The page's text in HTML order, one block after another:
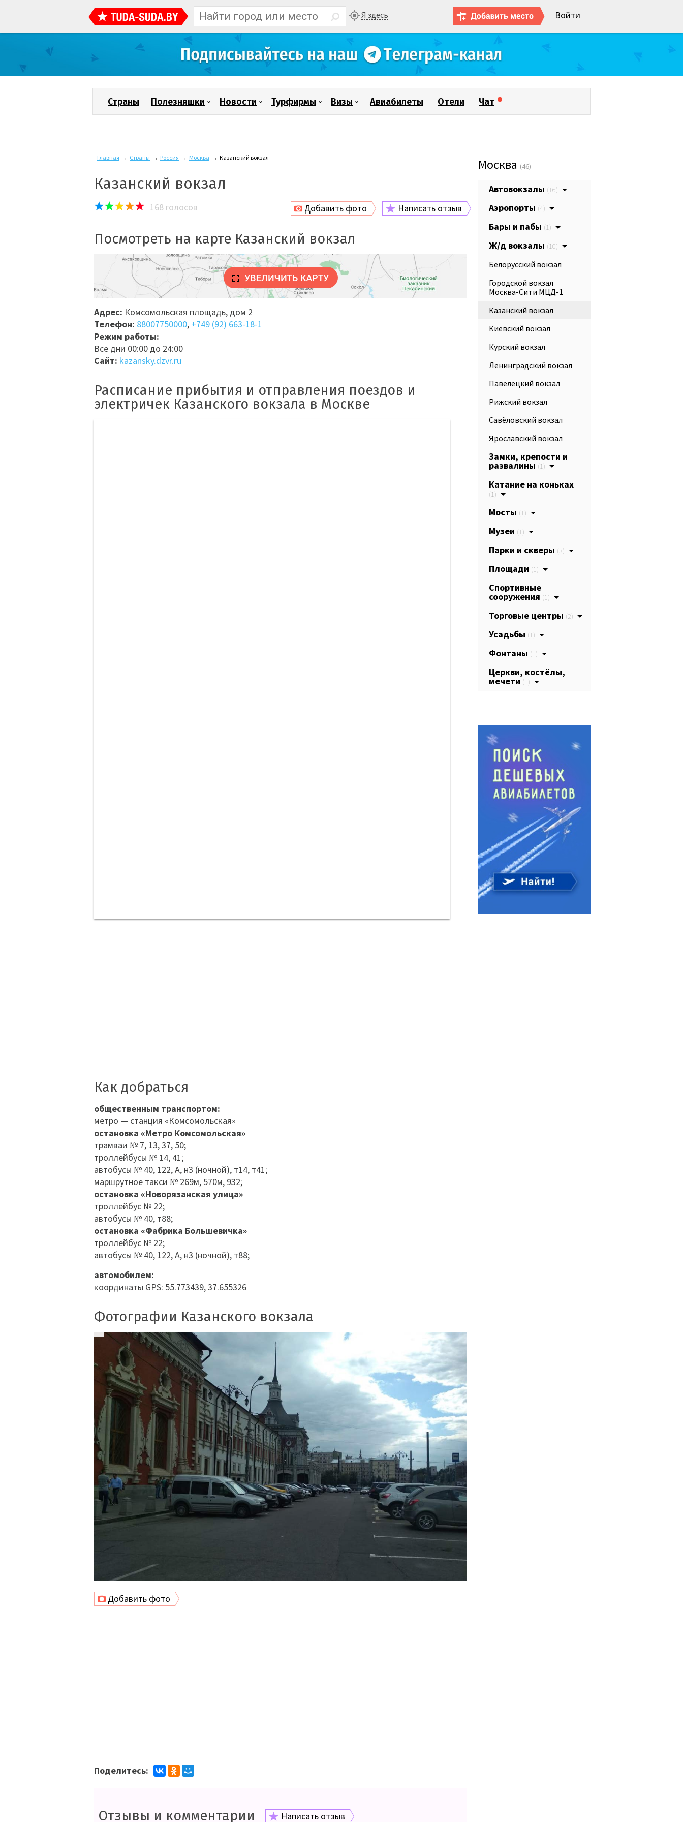
Я здесь Войти
Страны Полезняшки Новости Турфирмы Визы Авиабилеты Отели Чат
Главная → Страны → Россия → Москва → Казанский вокзал
Казанский вокзал
168 голосов Добавить фото Написать отзыв
Посмотреть на карте Казанский вокзал
Адрес: Комсомольская площадь, дом 2
Телефон: 88007750000, +749 (92) 663-18-1
Режим работы:
Все дни 00:00 до 24:00
Сайт: kazansky.dzvr.ru
Расписание прибытия и отправления поездов и
электричек Казанского вокзала в Москве
Как добраться
общественным транспортом:
метро — станция «Комсомольская»
остановка «Метро Комсомольская»
трамваи № 7, 13, 37, 50;
троллейбусы № 14, 41;
автобусы № 40, 122, А, н3 (ночной), т14, т41;
маршрутное такси № 269м, 570м, 932;
остановка «Новорязанская улица»
троллейбус № 22;
автобусы № 40, т88;
остановка «Фабрика Большевичка»
троллейбус № 22;
автобусы № 40, 122, А, н3 (ночной), т88;
автомобилем:
координаты GPS: 55.773439, 37.655326
Фотографии Казанского вокзала
Добавить фото
Поделитесь:
Отзывы и комментарии Написать отзыв
Москва (46)
Автовокзалы (16)
Аэропорты (4)
Бары и пабы (1)
Ж/д вокзалы (10)
Белорусский вокзал
Городской вокзал
Москва-Сити МЦД-1
Казанский вокзал
Киевский вокзал
Курский вокзал
Ленинградский вокзал
Павелецкий вокзал
Рижский вокзал
Савёловский вокзал
Ярославский вокзал
Замки, крепости и
развалины (1)
Катание на коньках
(1)
Мосты (1)
Музеи (1)
Парки и скверы (3)
Площади (1)
Спортивные
сооружения (1)
Торговые центры (2)
Усадьбы (1)
Фонтаны (1)
Церкви, костёлы,
мечети(1)